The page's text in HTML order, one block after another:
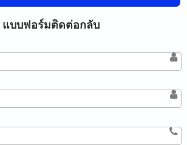
แบบฟอร์มติดต่อกลับ